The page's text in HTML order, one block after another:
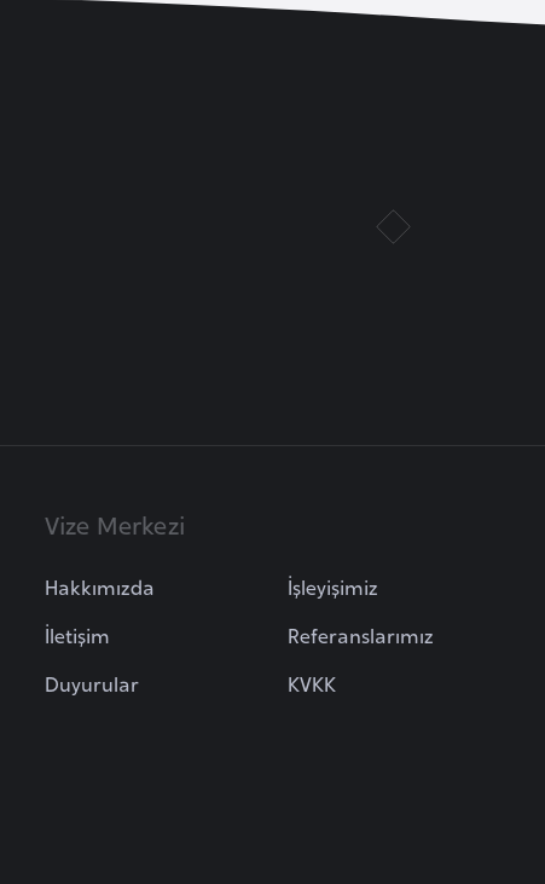
Vize Merkezi
Hakkımızda
İletişim
Duyurular
İşleyişimiz
Referanslarımız
KVKK